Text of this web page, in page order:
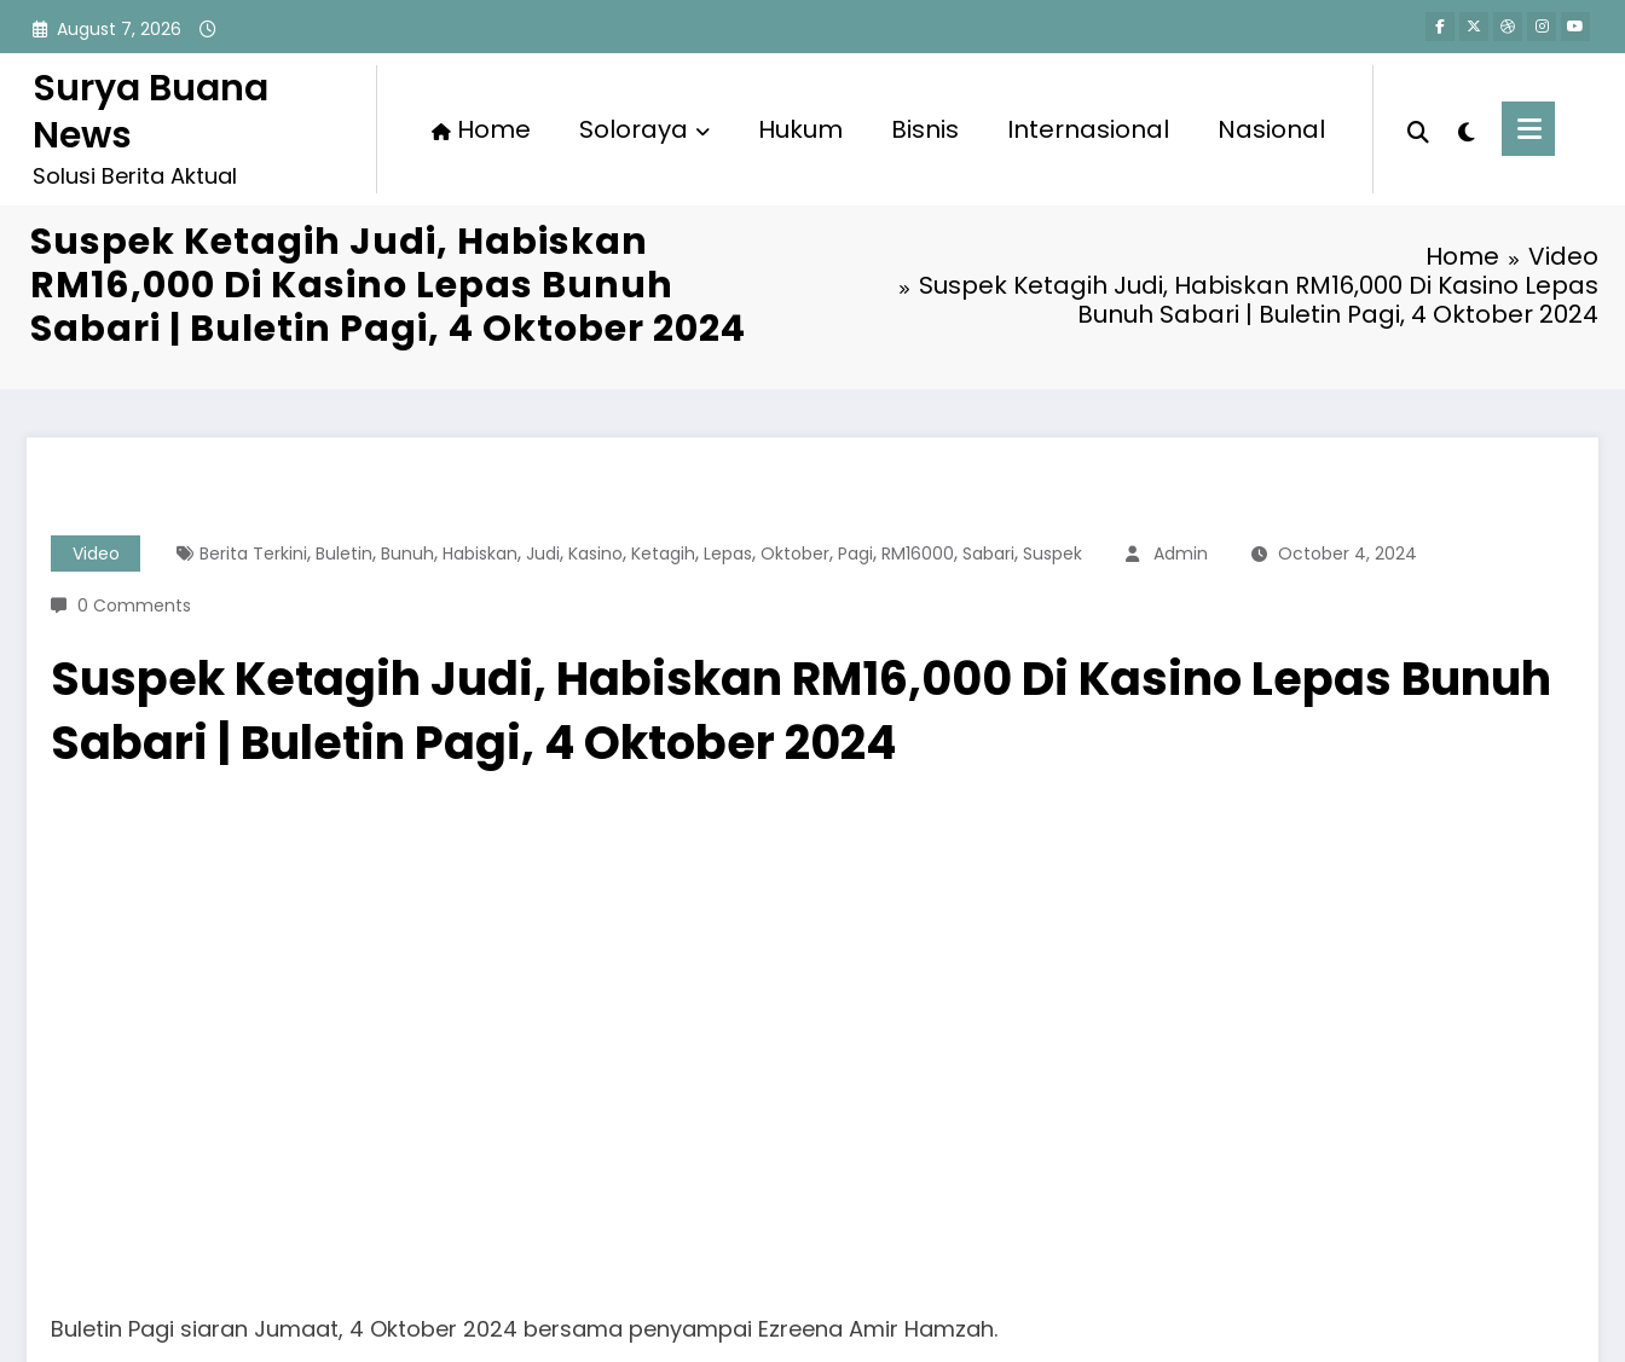
Skip
content
August 7, 2026
Surya Buana
News
Solusi Berita Aktual
Home Soloraya Hukum Bisnis Internasional Nasional
Suspek Ketagih Judi, Habiskan
RM16,000 Di Kasino Lepas Bunuh
Sabari | Buletin Pagi, 4 Oktober 2024
Home
Video
Suspek Ketagih Judi, Habiskan RM16,000 Di Kasino Lepas
Bunuh Sabari | Buletin Pagi, 4 Oktober 2024
Video Berita Terkini, Buletin, Bunuh, Habiskan, Judi, Kasino, Ketagih, Lepas, Oktober, Pagi, RM16000, Sabari, Suspek Admin October 4, 2024
0 Comments
Suspek Ketagih Judi, Habiskan RM16,000 Di Kasino Lepas Bunuh
Sabari | Buletin Pagi, 4 Oktober 2024
Buletin Pagi siaran Jumaat, 4 Oktober 2024 bersama penyampai Ezreena Amir Hamzah.